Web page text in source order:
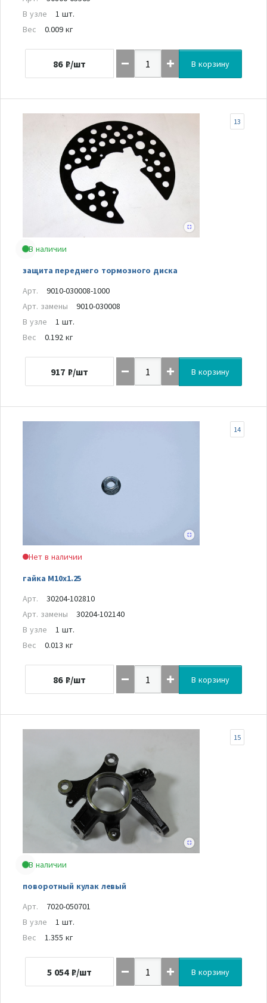
В узле
1 шт.
Вес
0.009 кг
86 ₽/шт В корзину
В наличии
защита переднего тормозного диска
13
Арт.
9010-030008-1000
Арт. замены
9010-030008
В узле
1 шт.
Вес
0.192 кг
917 ₽/шт В корзину
Нет в наличии
гайка M10x1.25
14
Арт.
30204-102810
Арт. замены
30204-102140
В узле
1 шт.
Вес
0.013 кг
86 ₽/шт В корзину
В наличии
поворотный кулак левый
15
Арт.
7020-050701
В узле
1 шт.
Вес
1.355 кг
5 054 ₽/шт В корзину